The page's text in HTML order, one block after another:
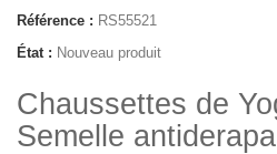
Référence : RS55521
État : Nouveau produit
Chaussettes de
Semelle